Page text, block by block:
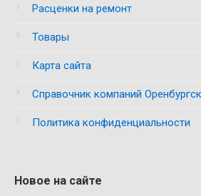
Расценки на ремонт
Товары
Карта сайта
Справочник компаний
Политика конфиденциальности
Новое на сайте